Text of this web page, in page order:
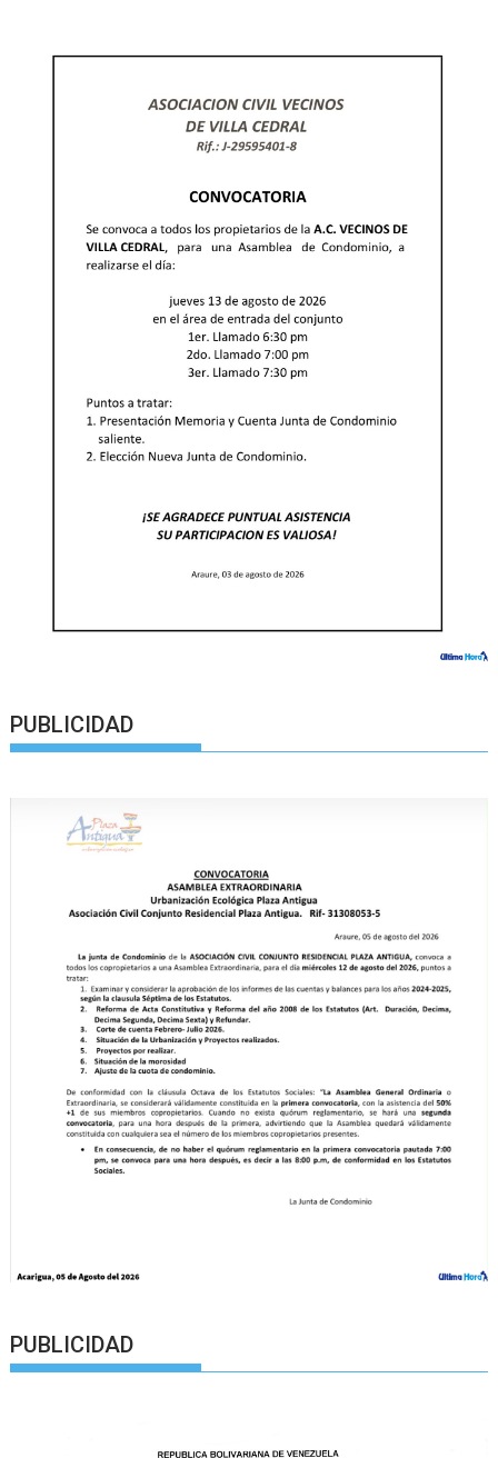
PUBLICIDAD
PUBLICIDAD